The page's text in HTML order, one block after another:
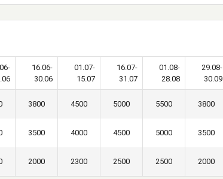
16.06-
30.06
01.07-
15.07
16.07-
31.07
01.08-
28.08
29.08-
30.09
3800 4500 5000 5500 3800
3500 4000 4500 5000 3500
2000 2300 2500 2500 2000